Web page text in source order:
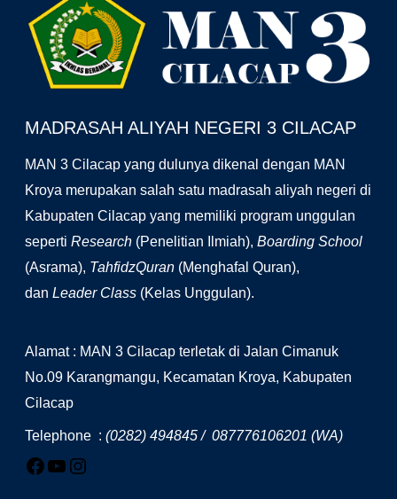
MADRASAH ALIYAH NEGERI 3 CILACAP
MAN 3 Cilacap yang dulunya dikenal dengan MAN
Kroya merupakan salah satu madrasah aliyah negeri di
Kabupaten Cilacap yang memiliki program unggulan
seperti Research (Penelitian Ilmiah), Boarding School
(Asrama), TahfidzQuran (Menghafal Quran),
dan Leader Class (Kelas Unggulan).
Alamat : MAN 3 Cilacap terletak di Jalan Cimanuk
No.09 Karangmangu, Kecamatan Kroya, Kabupaten
Cilacap
Telephone : (0282) 494845 / 087776106201 (WA)